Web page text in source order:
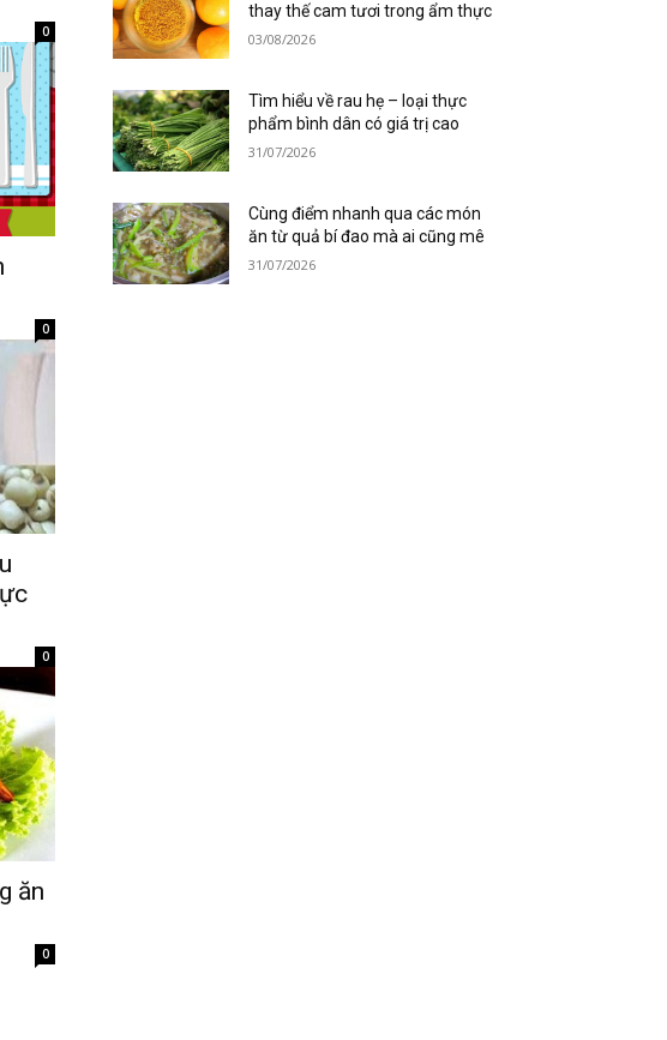
0
0
0
ăn
0
thay thế cam tươi trong ẩm thực
03/08/2026
Tìm hiểu về rau hẹ – loại thực
phẩm bình dân có giá trị cao
31/07/2026
Cùng điểm nhanh qua các món
ăn từ quả bí đao mà ai cũng mê
31/07/2026